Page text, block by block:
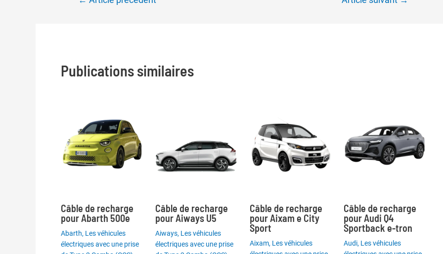
Publications similaires
Câble de recharge
pour Abarth 500e
Abarth, Les véhicules
électriques avec une prise
Câble de recharge
pour Aiways U5
Aiways, Les véhicules
électriques avec une prise
Câble de recharge
pour Aixam e City
Sport
Aixam, Les véhicules
Câble de recharge
pour Audi Q4
Sportback e-tron
Audi, Les véhicules